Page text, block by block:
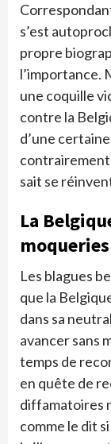
s’est
propre
l’importance.
une coquille
contre la
d’une
contrairement
sait se
La
Les blagues
que la
dans sa
avancer sans
temps de
en quête de
diffamatoires
comme le dit